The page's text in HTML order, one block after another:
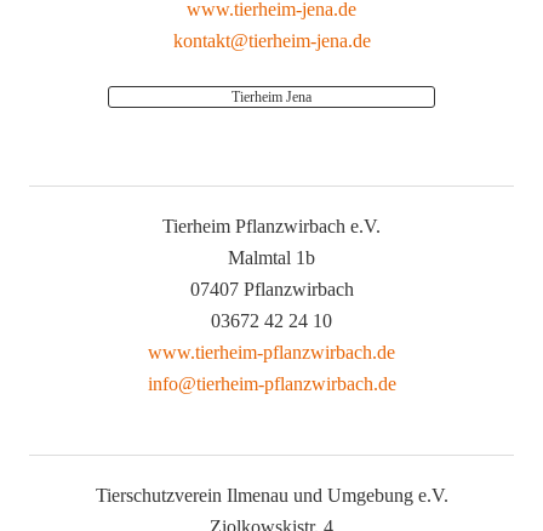
www.tierheim-jena.de
kontakt@tierheim-jena.de
Tierheim Jena
Tierheim Pflanzwirbach e.V.
Malmtal 1b
07407 Pflanzwirbach
03672 42 24 10
www.tierheim-pflanzwirbach.de
info@tierheim-pflanzwirbach.de
Tierschutzverein Ilmenau und Umgebung e.V.
Ziolkowskistr. 4